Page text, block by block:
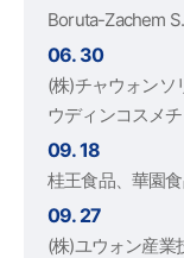
Boruta-Zachem
06. 30
(株)チャウォンソ
ウディンコスメ
09. 18
桂王食品、華園
09. 27
(株)ユウォン産業